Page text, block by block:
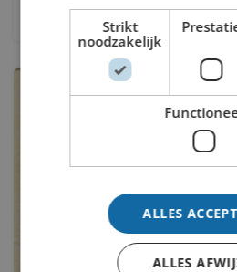
Pieter Cornelis Lont
Strikt
noodzakelijk
ALLES
ALLES